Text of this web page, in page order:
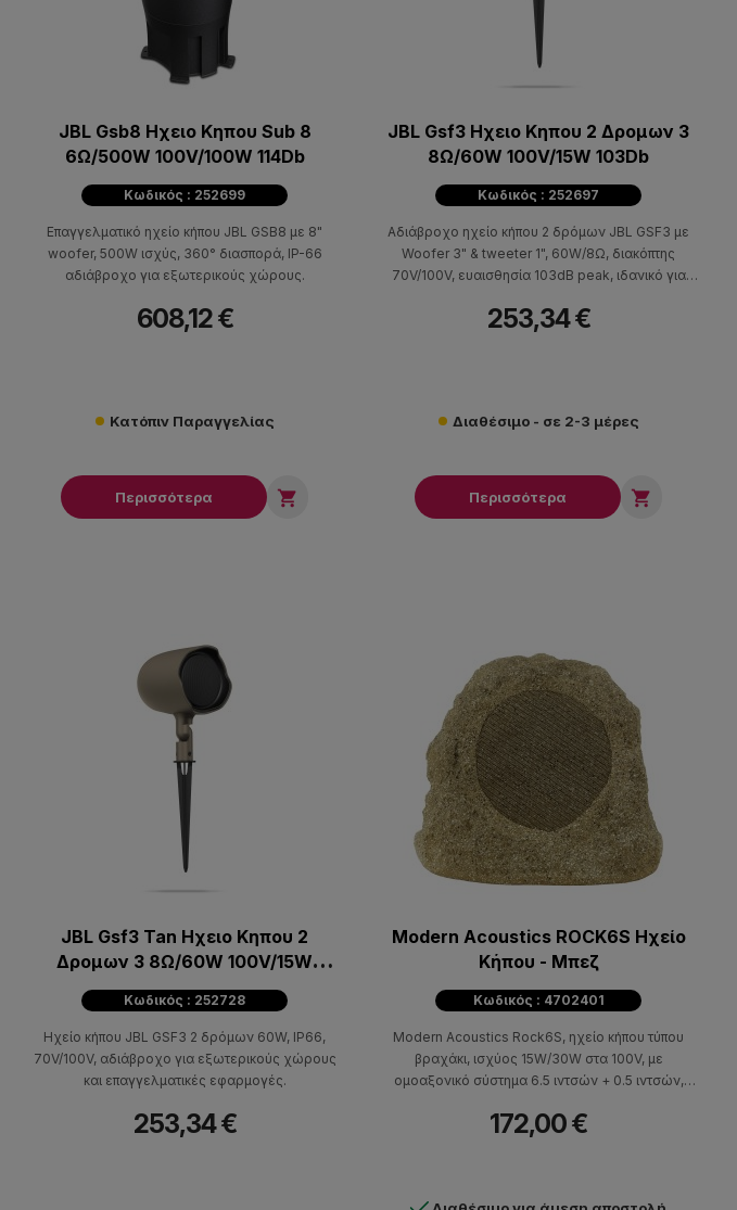
JBL Gsb8 Ηχειο Κηπου Sub 8
6Ω/500W 100V/100W 114Db
Κωδικός : 252699
Επαγγελματικό ηχείο κήπου JBL GSB8 με 8"
woofer, 500W ισχύς, 360° διασπορά, IP-66
αδιάβροχο για εξωτερικούς χώρους.
608,12 €
Κατόπιν Παραγγελίας
Περισσότερα 
JBL Gsf3 Ηχειο Κηπου 2 Δρομων 3
8Ω/60W 100V/15W 103Db
Κωδικός : 252697
Αδιάβροχο ηχείο κήπου 2 δρόμων JBL GSF3 με
Woofer 3" & tweeter 1", 60W/8Ω, διακόπτης
70V/100V, ευαισθησία 103dB peak, ιδανικό για
253,34 €
Διαθέσιμο - σε 2-3 μέρες
Περισσότερα 
JBL Gsf3 Tan Ηχειο Κηπου 2
Δρομων 3 8Ω/60W 100V/15W
103Db
Κωδικός : 252728
Ηχείο κήπου JBL GSF3 2 δρόμων 60W, IP66,
70V/100V, αδιάβροχο για εξωτερικούς χώρους
και επαγγελματικές εφαρμογές.
253,34 €
Modern Acoustics ROCK6S Ηχείο
Κήπου - Μπεζ
Κωδικός : 4702401
Modern Acoustics Rock6S, ηχείο κήπου τύπου
βραχάκι, ισχύος 15W/30W στα 100V, με
ομοαξονικό σύστημα 6.5 ιντσών + 0.5 ιντσών,
πιστοποίηση IP66.
172,00 €